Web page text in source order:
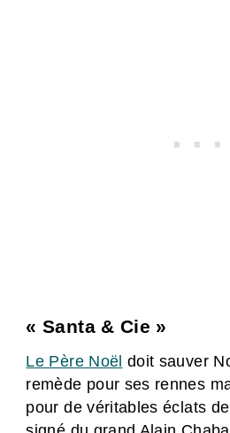
« Santa & Cie »
Le Père Noël doit sauver
remède pour ses rennes
pour de véritables éclats